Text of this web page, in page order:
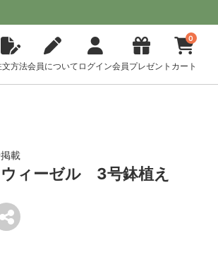
文方法会員について ログイン会員プレゼント
0
カート
載
ィーゼル 3号鉢植え